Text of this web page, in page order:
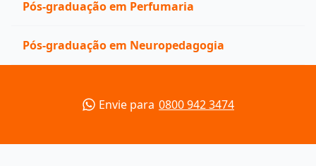
Pós-graduação em Perfumaria
Pós-graduação em Neuropedagogia
Envie para 0800 942 3474